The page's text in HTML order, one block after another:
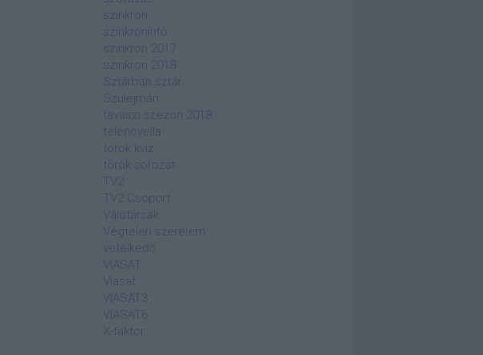
szinkron
szinkroninfó
szinkron 2017
szinkron 2018
Sztárban sztár
Szulejmán
tavaszi szezon 2018
telenovella
török kvíz
török sorozat
TV2
TV2 Csoport
Válótársak
Végtelen szerelem
vetélkedő
VIASAT
Viasat
VIASAT3
VIASAT6
X-faktor